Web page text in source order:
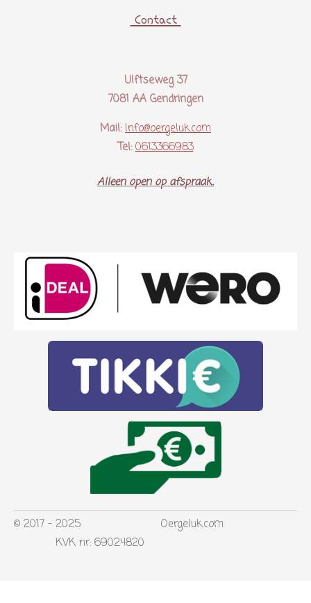
Contact
Ulftseweg 37
7081 AA Gendringen
Mail: Info@oergeluk.com
Tel: 0613366983
Alleen open op afspraak..
© 2017 - 2025 Oergeluk.com
KVK nr: 69024820